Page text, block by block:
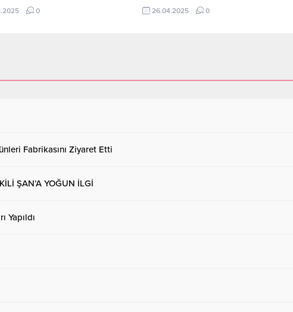
kampanyaya belediye
yoğun ilgi gösterdi. Duyarlılık
0
denetim BİLECİK-BHA Şeyh Edebali’nin
vefatının 700. yıl dönümü, 2026-2027
26.04.2025 0
Fabrikasını Ziyaret Etti
ŞAN’A YOĞUN İLGİ
Yapıldı